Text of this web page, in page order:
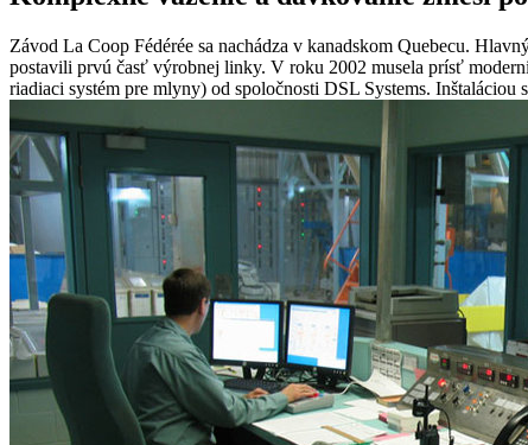
Závod La Coop Fédérée sa nachádza v kanadskom Quebecu.
postavili prvú časť výrobnej linky. V roku 2002 musela prísť
riadiaci systém pre mlyny) od spoločnosti DSL Systems.